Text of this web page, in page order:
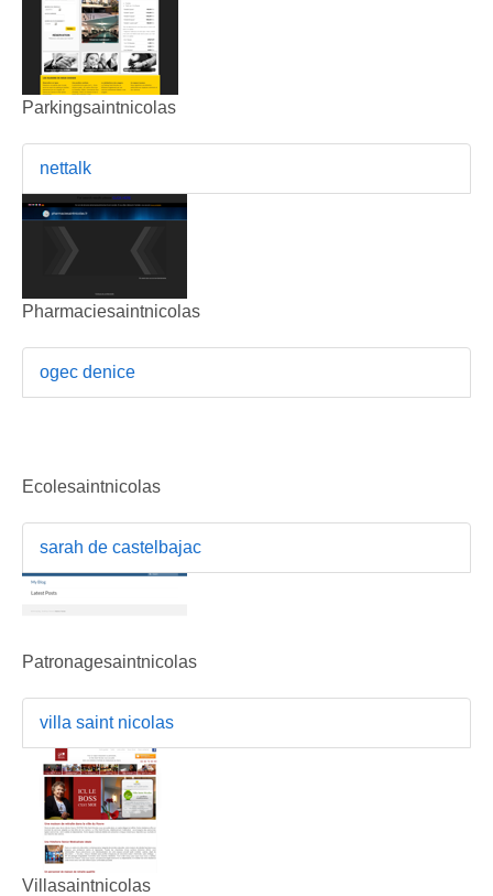
Parkingsaintnicolas
nettalk
Pharmaciesaintnicolas
ogec denice
Ecolesaintnicolas
sarah de castelbajac
Patronagesaintnicolas
villa saint nicolas
Villasaintnicolas